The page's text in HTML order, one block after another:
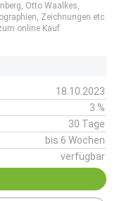
Otto Waalkes,
Zeichnungen etc.
online Kauf
18.10.2023
3 %
30 Tage
bis 6 Wochen
verfügbar